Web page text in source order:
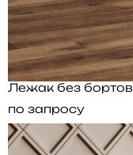
Лежак без бортов
по запросу